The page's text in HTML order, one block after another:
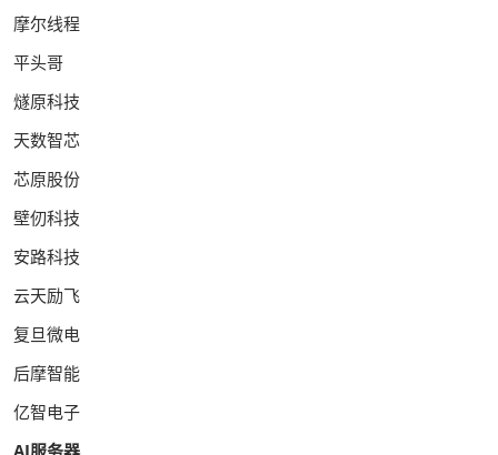
摩尔线程
平头哥
燧原科技
天数智芯
芯原股份
壁仞科技
安路科技
云天励飞
复旦微电
后摩智能
亿智电子
AI服务器